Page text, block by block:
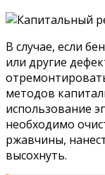
В случае, если
или другие
методов
использование
необходимо
ржавчины,
высохнуть.